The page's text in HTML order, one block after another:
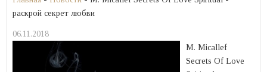
раскрой секрет любви
06.11.2018
M. Micallef
Secrets Of Love